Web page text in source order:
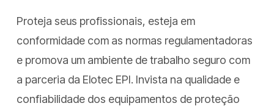
Proteja seus profissionais, esteja em
conformidade com as normas regulamentadoras
e promova um ambiente de trabalho seguro com
a parceria da Elotec EPI. Invista na qualidade e
confiabilidade dos equipamentos de proteção